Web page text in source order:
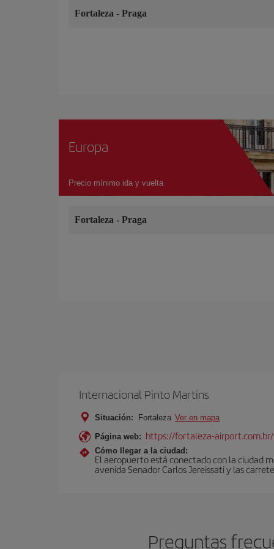
Fortaleza - Praga
Europa
Precio mínimo ida y vuelta
Fortaleza - Praga
Internacional Pinto Martins
Situación: Fortaleza Ver en mapa
Página web: https://fortaleza-
Cómo llegar a la ciudad:
El aeropuerto está conectado con la ciudad
avenida Senador Carlos Jereissati y las
Preguntas